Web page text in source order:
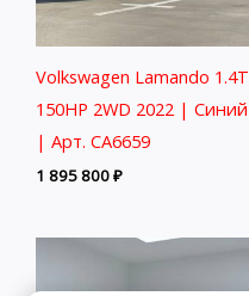
Volkswagen Lamando 1.4T
150HP 2WD 2022 | Синий
| Арт. CA6659
1 895 800₽